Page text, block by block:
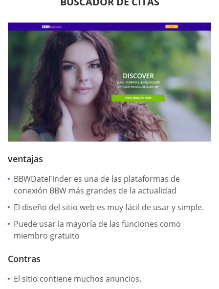
ventajas
BBWDateFinder es una de las plataformas de
conexión BBW más grandes de la actualidad
El diseño del sitio web es muy fácil de usar y simple.
Puede usar la mayoría de las funciones como
miembro gratuito
Contras
El sitio contiene muchos anuncios.